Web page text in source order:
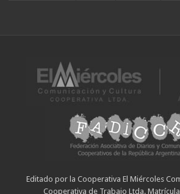
Editado por la Cooperativa El Miércoles
Cooperativa de Trabajo Ltda. Matrícula